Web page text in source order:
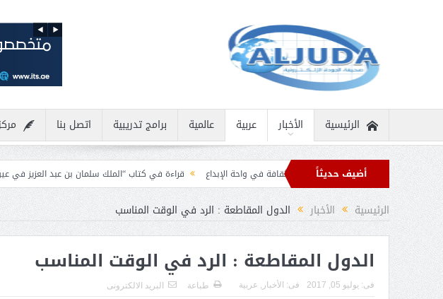
الرئيسية الأخبار عربية عالمية برامج تدريبية اتصل بنا
أضيف حديثاً نادرة ثمار الثقافة في واحة الإبداع قراءة في كتاب “الملك سلمان بن عبد العزيز في عيون الباحثين
برقيات تهنئة من قادة الدول الإسلامية بمناسبة عيد الفطر
الرئيسية الأخبار الدول المقاطعة : الرد في الوقت المناسب
الدول المقاطعة : الرد في الوقت المناسب
فى: يوليو 05, 2017 فى: الأخبار عربية طباعة البريد الالكترونى